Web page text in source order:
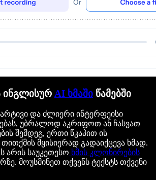
ინგლისურ AI ხმაში წამებში
მარტივი და ძლიერი ინტერფეისი
უბრალოდ აკრიფოთ ან ჩასვათ
შემდეგ, ერთი წკაპით ის
მყისიერად გადაიქცევა ხმად.
არის საუკეთესო ხმის კლონირების
მოუსმინეთ თქვენს ტექსტს თქვენი